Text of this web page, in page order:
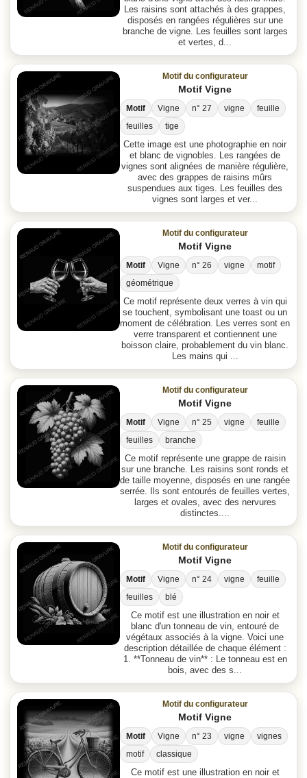
Les raisins sont attachés à des grappes,
disposés en rangées régulières sur une
branche de vigne. Les feuilles sont larges
et vertes, d...
Motif du configurateur
Motif Vigne
Motif Vigne n° 27 vigne
feuille
feuilles
tige
Cette image est une photographie en noir
et blanc de vignobles. Les rangées de
vignes sont alignées de manière régulière,
avec des grappes de raisins mûrs
suspendues aux tiges. Les feuilles des
vignes sont larges et ver...
Motif du configurateur
Motif Vigne
Motif Vigne n° 26 vigne
motif
géométrique
Ce motif représente deux verres à vin qui
se touchent, symbolisant une toast ou un
moment de célébration. Les verres sont en
verre transparent et contiennent une
boisson claire, probablement du vin blanc.
Les mains qui ...
Motif du configurateur
Motif Vigne
Motif Vigne n° 25 vigne
feuille
feuilles
branche
Ce motif représente une grappe de raisin
sur une branche. Les raisins sont ronds et
de taille moyenne, disposés en une rangée
serrée. Ils sont entourés de feuilles vertes,
larges et ovales, avec des nervures
distinctes....
Motif du configurateur
Motif Vigne
Motif Vigne n° 24 vigne
feuille
feuilles
blé
Ce motif est une illustration en noir et
blanc d'un tonneau de vin, entouré de
végétaux associés à la vigne. Voici une
description détaillée de chaque élément :
1. **Tonneau de vin** : Le tonneau est en
bois, avec des s...
Motif du configurateur
Motif Vigne
Motif Vigne n° 23 vigne
vignes
motif
classique
Ce motif est une illustration en noir et